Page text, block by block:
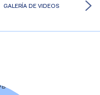
GALERÍA DE VIDEOS